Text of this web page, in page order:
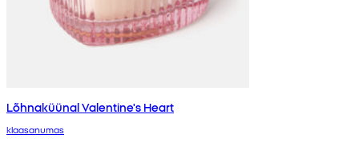
Lõhnaküünal Valentine's Heart
klaasanumas